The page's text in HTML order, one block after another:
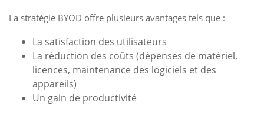
La stratégie BYOD offre plusieurs avantages tels que :
La satisfaction des utilisateurs
La réduction des coûts (dépenses de matériel,
licences, maintenance des logiciels et des
appareils)
Un gain de productivité